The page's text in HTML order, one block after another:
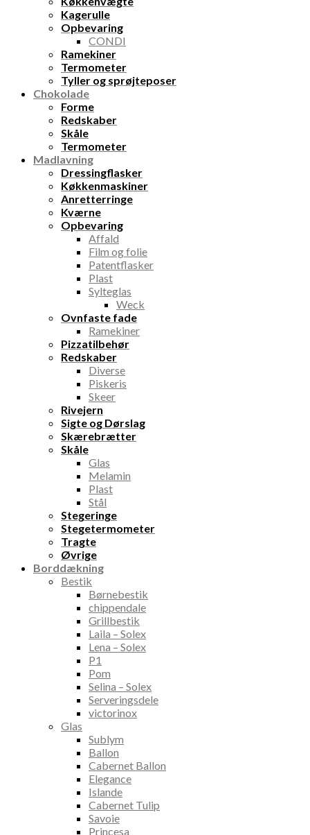
Kagerulle
Opbevaring
CONDI
Ramekiner
Termometer
Tyller og sprøjteposer
Chokolade
Forme
Redskaber
Skåle
Termometer
Madlavning
Dressingflasker
Køkkenmaskiner
Anretterringe
Kværne
Opbevaring
Affald
Film og folie
Patentflasker
Plast
Sylteglas
Weck
Ovnfaste fade
Ramekiner
Pizzatilbehør
Redskaber
Diverse
Piskeris
Skeer
Rivejern
Sigte og Dørslag
Skærebrætter
Skåle
Glas
Melamin
Plast
Stål
Stegeringe
Stegetermometer
Tragte
Øvrige
Borddækning
Bestik
Børnebestik
chippendale
Grillbestik
Laila – Solex
Lena – Solex
P1
Pom
Selina – Solex
Serveringsdele
victorinox
Glas
Sublym
Ballon
Cabernet Ballon
Elegance
Islande
Cabernet Tulip
Savoie
Princesa